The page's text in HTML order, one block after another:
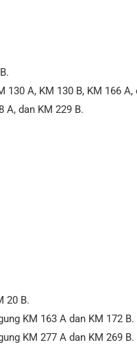
A, KM 130 B, KM 166 A,
A, dan KM 229 B.
20 B.
KM 163 A dan KM 172 B.
KM 277 A dan KM 269 B.